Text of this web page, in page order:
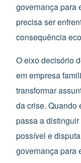
governança para
precisa ser
consequência
O eixo decisório
em empresa
transformar
da crise. Quando
passa a
possível e
governança para